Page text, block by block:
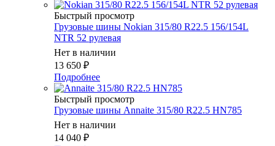
Быстрый просмотр
Грузовые шины Nokian 315/80 R22.5 156/154L
NTR 52 рулевая
Нет в наличии
13 650 ₽
Подробнее
Быстрый просмотр
Грузовые шины Annaite 315/80 R22.5 HN785
Нет в наличии
14 040 ₽